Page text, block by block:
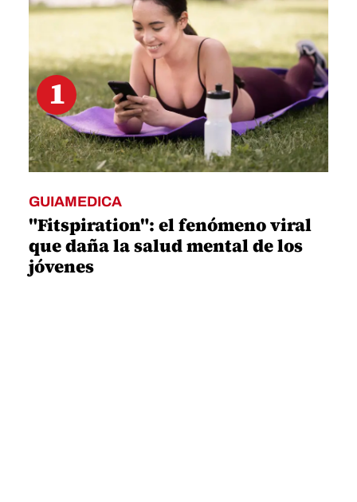
1
GUIAMEDICA
"Fitspiration": el fenómeno viral
que daña la salud mental de los
jóvenes